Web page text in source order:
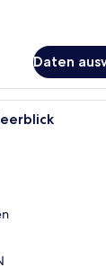
Daten
Ein